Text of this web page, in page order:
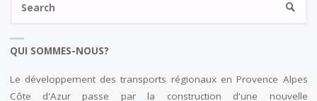
QUI SOMMES-NOUS?
Le développement des transports régionaux en Provence Alpes
Côte d'Azur passe par la construction d'une nouvelle